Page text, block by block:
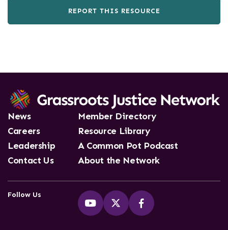
REPORT THIS RESOURCE
News
Careers
Leadership
Contact Us
Member Directory
Resource Library
A Common Pot Podcast
About the Network
Follow Us